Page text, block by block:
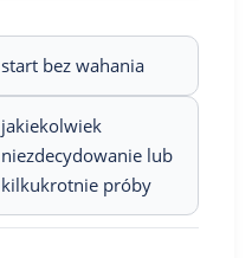
start bez wahania
jakiekolwiek
niezdecydowanie lub
kilkukrotnie próby